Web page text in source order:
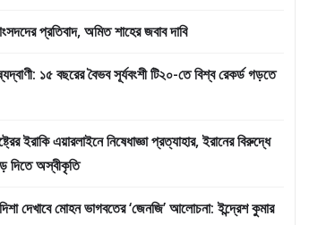
প্রতিবাদ, অমিত শাহের জবাব দাবি
১৫ বছরের বৈভব সূর্যবংশী টি২০-তে বিশ্ব রেকর্ড গড়তে
ইরাকি এয়ারলাইনে নিষেধাজ্ঞা প্রত্যাহার, ইরানের বিরুদ্ধে
দিতে অস্বীকৃতি
দেখাবে মোহন ভাগবতের ‘জেনজি’ আলোচনা: ইন্দ্রেশ কুমার